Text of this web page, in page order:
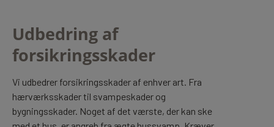
Udbedring af
forsikringsskader
Vi udbedrer forsikringsskader af enhver art. Fra
hærværksskader til svampeskader og
bygningsskader. Noget af det værste, der kan ske